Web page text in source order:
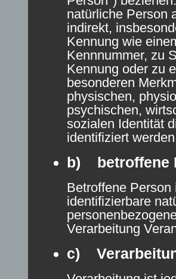
natürliche Person
indirekt,
Kennung wie
Kennnummer, zu
Kennung oder zu
besonderen
physischen,
psychischen,
sozialen Identität
identifiziert
b) betroffene
Betroffene
identifizierbare
Verarbeitung
c)